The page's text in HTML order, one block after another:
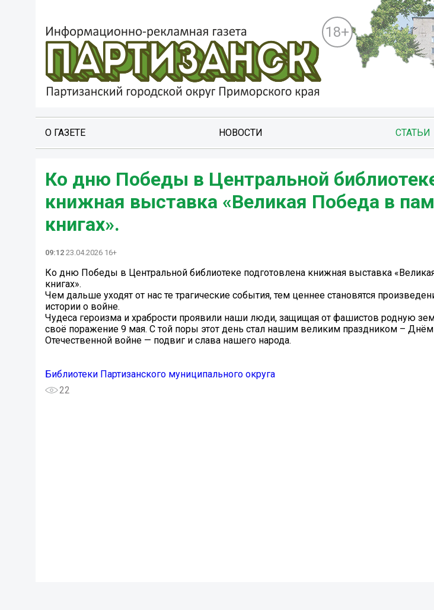
18+
О ГАЗЕТЕ НОВОСТИ СТАТЬИ
Ко дню Победы в Центральной
книжная выставка «Великая Победа в
книгах».
09:12 23.04.2026 16+
Ко дню Победы в Центральной библиотеке подготовлена книжная выставка
книгах».
Чем дальше уходят от нас те трагические события, тем ценнее становятся
истории о войне.
Чудеса героизма и храбрости проявили наши люди, защищая от фашистов родную
своё поражение 9 мая. С той поры этот день стал нашим великим праздником –
Отечественной войне — подвиг и слава нашего народа.
Библиотеки Партизанского муниципального округа
22